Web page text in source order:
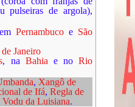
pulseiras de argola),
Pernambuco e São
Janeiro
, na Bahia e no Rio
, Xangô de
de Ifá, Regla de
Vodu da Luisiana.